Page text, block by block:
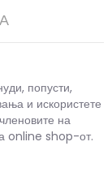
попусти,
и искористете
на
online shop-от.